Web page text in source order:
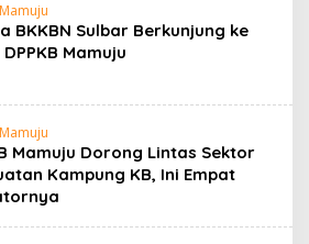
BKKBN Sulbar Berkunjung ke
Mamuju
Mamuju Dorong Lintas Sektor
Kampung KB, Ini Empat